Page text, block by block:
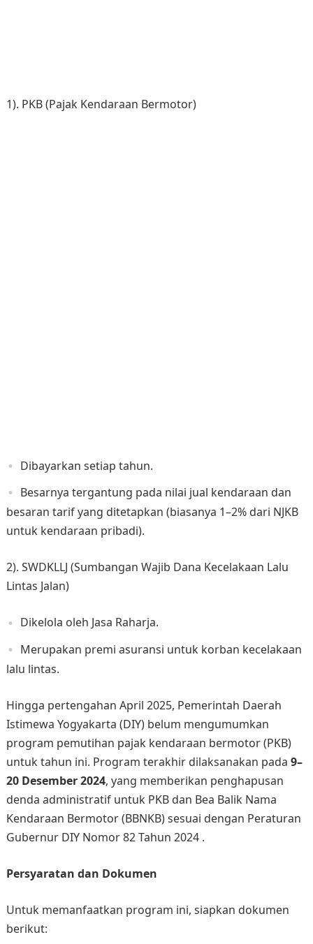
1). PKB (Pajak Kendaraan Bermotor)
Dibayarkan setiap tahun.
Besarnya tergantung pada nilai jual kendaraan dan
besaran tarif yang ditetapkan (biasanya 1–2% dari NJKB
untuk kendaraan pribadi).
2). SWDKLLJ (Sumbangan Wajib Dana Kecelakaan Lalu
Lintas Jalan)
Dikelola oleh Jasa Raharja.
Merupakan premi asuransi untuk korban kecelakaan
lalu lintas.
Hingga pertengahan April 2025, Pemerintah Daerah
Istimewa Yogyakarta (DIY) belum mengumumkan
program pemutihan pajak kendaraan bermotor (PKB)
untuk tahun ini. Program terakhir dilaksanakan pada 9–
20 Desember 2024, yang memberikan penghapusan
denda administratif untuk PKB dan Bea Balik Nama
Kendaraan Bermotor (BBNKB) sesuai dengan Peraturan
Gubernur DIY Nomor 82 Tahun 2024 .
Persyaratan dan Dokumen
Untuk memanfaatkan program ini, siapkan dokumen
berikut: